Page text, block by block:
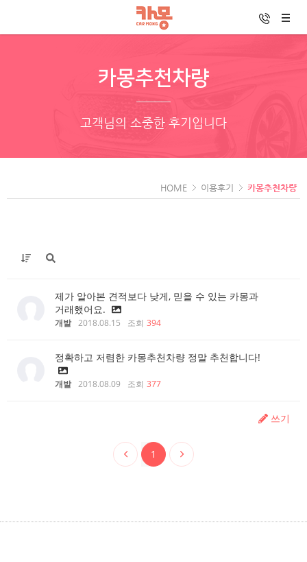
카몽추천차량
고객님의 소중한 후기입니다
HOME 이용후기 카몽추천차량
제가 알아본 견적보다 낮게, 믿을 수 있는 카몽과
거래했어요.
개발 2018.08.15 조회 394
정확하고 저렴한 카몽추천차량 정말 추천합니다!
개발 2018.08.09 조회 377
쓰기
1